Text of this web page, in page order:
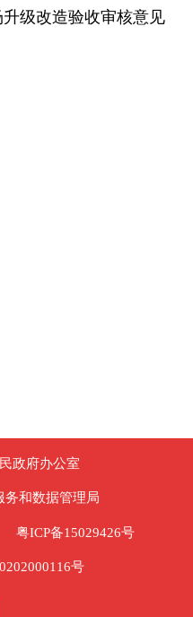
造验收审核意见
政府办公室
务和数据管理局
粤ICP备15029426号
号